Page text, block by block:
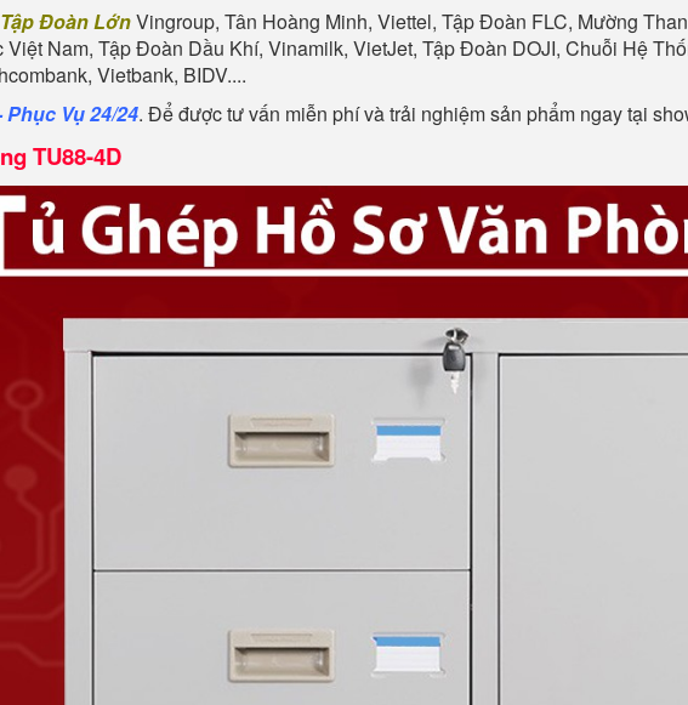
Đoàn LớnVingroup, Tân Hoàng Minh, Viettel, Tập Đoàn FLC, Mường
Nam, Tập Đoàn Dầu Khí, Vinamilk, VietJet, Tập Đoàn DOJI, Chuỗi Hệ
Vietbank, BIDV....
Vụ 24/24. Để được tư vấn miễn phí và trải nghiệm sản phẩm ngay tại
TU88-4D